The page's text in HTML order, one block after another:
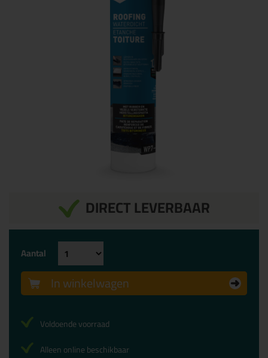
DIRECT LEVERBAAR
Aantal
In winkelwagen
Voldoende voorraad
Alleen online beschikbaar